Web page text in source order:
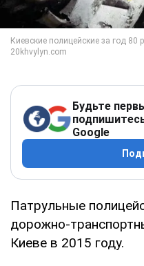
Будьте
Google
Патрульные
дорожно-
Киеве в 2015 году.